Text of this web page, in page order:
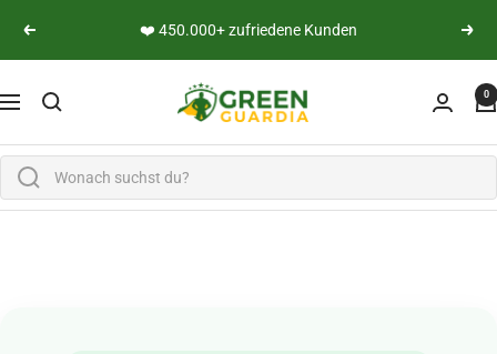
Zurück
❤️ 450.000+ zufriedene Kunden
Navigation
Green Guardia - Ihr Experte für Schädlinge und 0